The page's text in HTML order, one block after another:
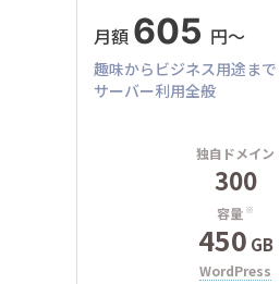
月額 605 円〜
趣味からビジネス用途まで
サーバー利用全般
独自ドメイン
300
容量 ※
450 GB
WordPress